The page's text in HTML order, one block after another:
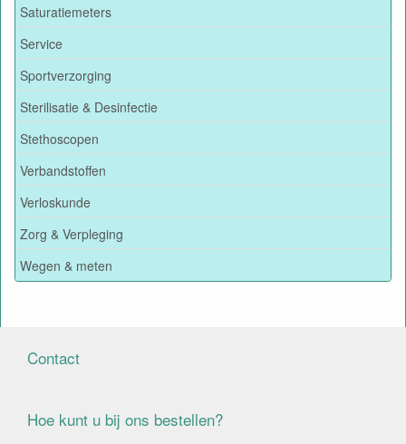
Saturatiemeters
Service
Sportverzorging
Sterilisatie & Desinfectie
Stethoscopen
Verbandstoffen
Verloskunde
Zorg & Verpleging
Wegen & meten
Contact
Hoe kunt u bij ons bestellen?